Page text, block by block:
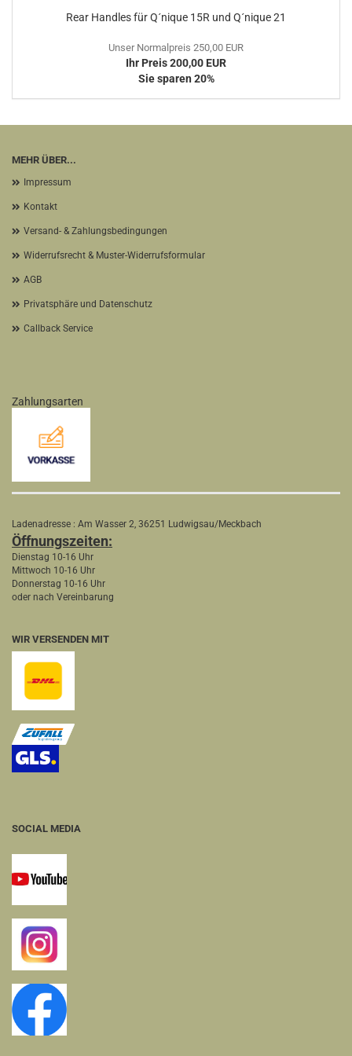
Rear Handles für Q´nique 15R und Q´nique 21
Unser Normalpreis 250,00 EUR
Ihr Preis 200,00 EUR
Sie sparen 20%
MEHR ÜBER...
Impressum
Kontakt
Versand- & Zahlungsbedingungen
Widerrufsrecht & Muster-Widerrufsformular
AGB
Privatsphäre und Datenschutz
Callback Service
Zahlungsarten
Ladenadresse : Am Wasser 2, 36251 Ludwigsau/Meckbach
Öffnungszeiten:
Dienstag 10-16 Uhr
Mittwoch 10-16 Uhr
Donnerstag 10-16 Uhr
oder nach Vereinbarung
WIR VERSENDEN MIT
SOCIAL MEDIA